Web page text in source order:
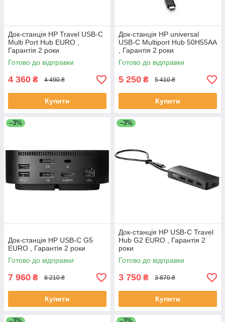
Док-станція HP Travel USB-C
Multi Port Hub EURO ,
Гарантія 2 роки
Готово до відправки
4 360 ₴ 4 490 ₴
Купити
Док-станція HP universal
USB-C Multiport Hub 50H55AA
, Гарантія 2 роки
Готово до відправки
5 250 ₴ 5 410 ₴
Купити
–3%
Док-станція HP USB-C G5
EURO , Гарантія 2 роки
Готово до відправки
7 960 ₴ 8 210 ₴
Купити
–3%
Док-станція HP USB-C Travel
Hub G2 EURO , Гарантія 2
роки
Готово до відправки
3 750 ₴ 3 870 ₴
Купити